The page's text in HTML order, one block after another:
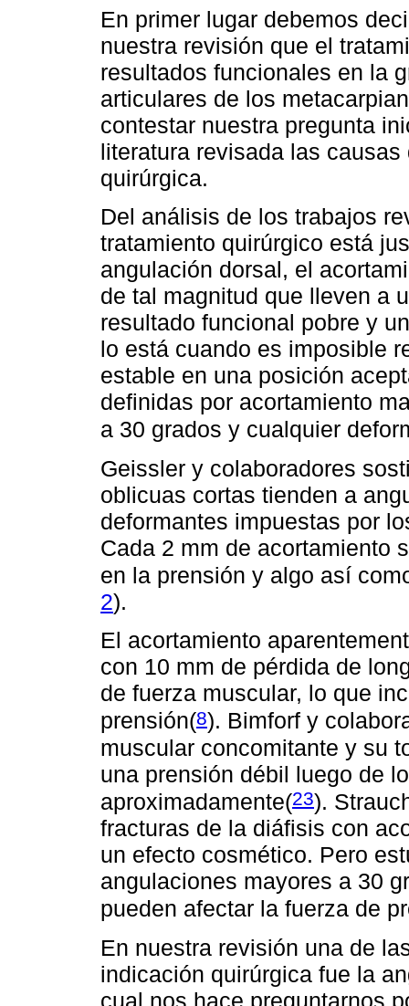
En primer lugar debemos
nuestra revisión que el
resultados funcionales en la
articulares de los
contestar nuestra pregunta
literatura revisada las
quirúrgica.
Del análisis de los trabajos
tratamiento quirúrgico está
angulación dorsal, el
de tal magnitud que lleven a
resultado funcional pobre y
lo está cuando es imposible
estable en una posición
definidas por acortamiento
a 30 grados y cualquier
Geissler y colaboradores
oblicuas cortas tienden a
deformantes impuestas por
Cada 2 mm de acortamiento
en la prensión y algo así
2).
El acortamiento
con 10 mm de pérdida de
de fuerza muscular, lo que
prensión(8). Bimforf y
muscular concomitante y su
una prensión débil luego de
aproximadamente(23).
fracturas de la diáfisis con
un efecto cosmético. Pero
angulaciones mayores a 30
pueden afectar la fuerza de
En nuestra revisión una de
indicación quirúrgica fue la
cual nos hace preguntarnos